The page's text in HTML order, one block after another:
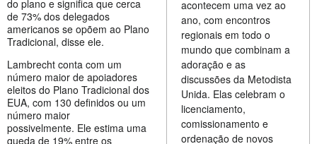
acontecem uma vez ao
ano, com encontros
regionais em todo o
mundo que combinam a
adoração e as
discussões da Metodista
Unida. Elas celebram o
licenciamento,
comissionamento e
ordenação de novos
do plano e significa que cerca
de 73% dos delegados
americanos se opõem ao Plano
Tradicional, disse ele.
Lambrecht conta com um
número maior de apoiadores
eleitos do Plano Tradicional dos
EUA, com 130 definidos ou um
número maior
possivelmente. Ele estima uma
queda de 19% entre os